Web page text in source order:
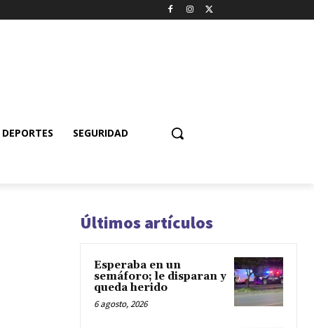
DEPORTES SEGURIDAD
Últimos artículos
Esperaba en un
semáforo; le disparan y
queda herido
6 agosto, 2026